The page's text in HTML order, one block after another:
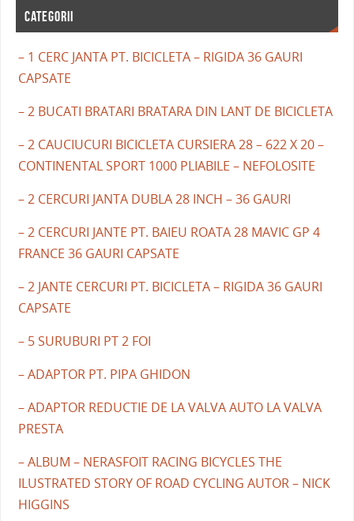
CATEGORII
– 1 CERC JANTA PT. BICICLETA – RIGIDA 36 GAURI
CAPSATE
– 2 BUCATI BRATARI BRATARA DIN LANT DE BICICLETA
– 2 CAUCIUCURI BICICLETA CURSIERA 28 – 622 X 20 –
CONTINENTAL SPORT 1000 PLIABILE – NEFOLOSITE
– 2 CERCURI JANTA DUBLA 28 INCH – 36 GAURI
– 2 CERCURI JANTE PT. BAIEU ROATA 28 MAVIC GP 4
FRANCE 36 GAURI CAPSATE
– 2 JANTE CERCURI PT. BICICLETA – RIGIDA 36 GAURI
CAPSATE
– 5 SURUBURI PT 2 FOI
– ADAPTOR PT. PIPA GHIDON
– ADAPTOR REDUCTIE DE LA VALVA AUTO LA VALVA
PRESTA
– ALBUM – NERASFOIT RACING BICYCLES THE
ILUSTRATED STORY OF ROAD CYCLING AUTOR – NICK
HIGGINS